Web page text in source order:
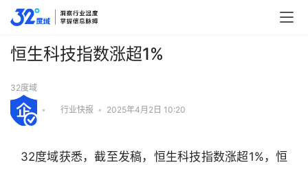
恒生科技指数涨超1%
32度域
• 行业快报 • 2025年4月2日 10:20
32度域获悉，截至发稿，恒生科技指数涨超1%，恒